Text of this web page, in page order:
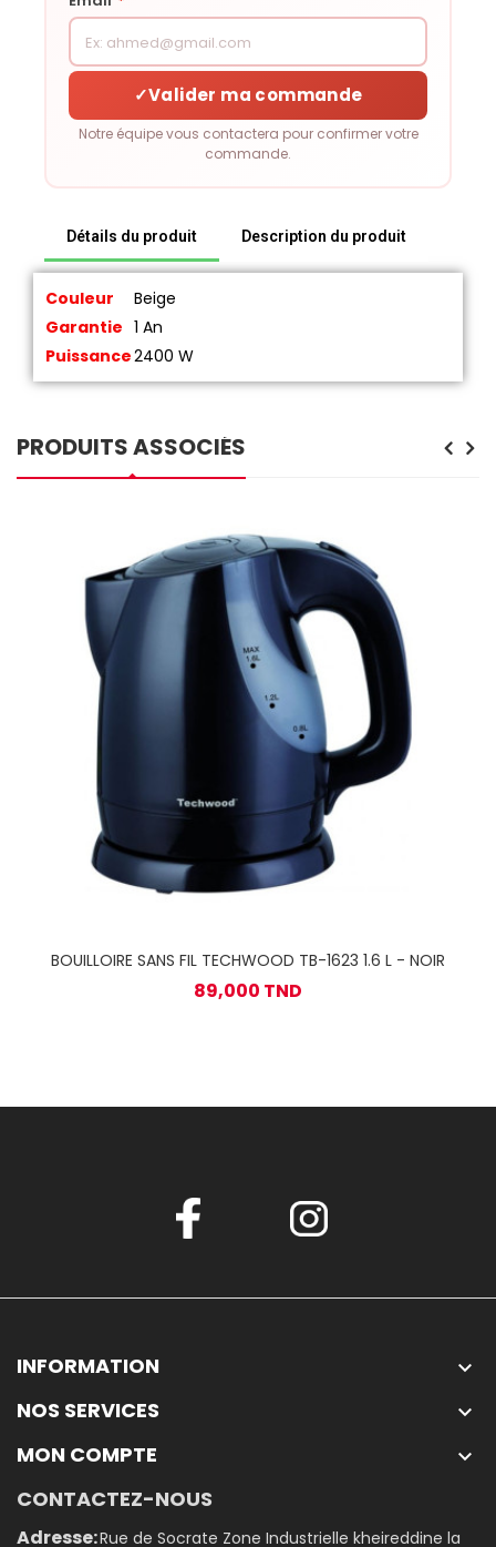
✓Valider ma commande
Notre équipe vous contactera pour confirmer votre
commande.
Détails du produit Description du produit
Couleur
Beige
Garantie 1 An
Puissance2400 W
PRODUITS ASSOCIÉS
BOUILLOIRE SANS FIL TECHWOOD TB-1623 1.6 L - NOIR
89,000 TND
INFORMATION 
NOS SERVICES 
MON COMPTE 
CONTACTEZ-NOUS
Adresse:Rue de Socrate Zone Industrielle kheireddine la